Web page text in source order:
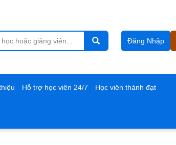
Đăng Nhập
Hỗ trợ học viên 24/7 Học viên thành đạt